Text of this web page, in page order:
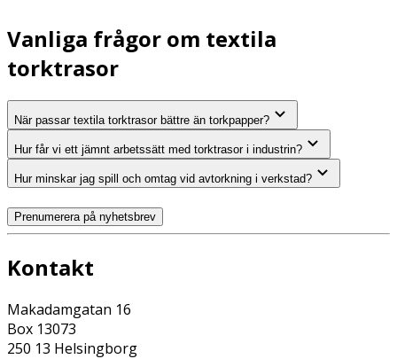
Vanliga frågor om textila
torktrasor
När passar textila torktrasor bättre än torkpapper?
Hur får vi ett jämnt arbetssätt med torktrasor i industrin?
Hur minskar jag spill och omtag vid avtorkning i verkstad?
Prenumerera på nyhetsbrev
Kontakt
Makadamgatan 16
Box 13073
250 13 Helsingborg